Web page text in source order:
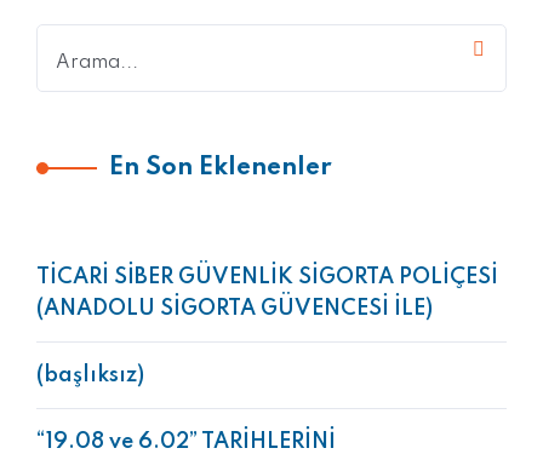
En Son Eklenenler
TİCARİ SİBER GÜVENLİK SİGORTA POLİÇESİ
(ANADOLU SİGORTA GÜVENCESİ İLE)
(başlıksız)
“19.08 ve 6.02” TARİHLERİNİ